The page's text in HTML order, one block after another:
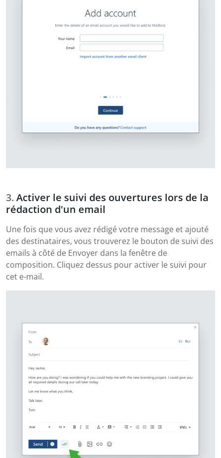
Activer le suivi des ouvertures lors de la
rédaction d'un email
Une fois que vous avez rédigé votre message et ajouté
des destinataires, vous trouverez le bouton de suivi des
emails à côté de Envoyer dans la fenêtre de
composition. Cliquez dessus pour activer le suivi pour
cet e-mail.